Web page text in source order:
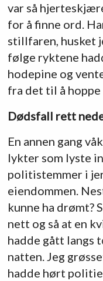
var så
for å finne ord.
stillfaren, husket
følge ryktene
hodepine og
fra det til å
Dødsfall rett
En annen gang
lykter som lyste
politistemmer i
eiendommen.
kunne ha drømt?
nett og så at en
hadde gått langs
natten. Jeg
hadde hørt